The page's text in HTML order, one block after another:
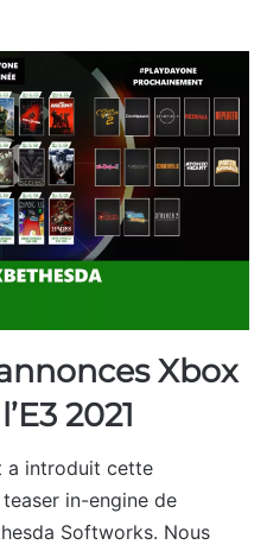
Xbox
2021
a introduit cette
in-engine de
Softworks. Nous